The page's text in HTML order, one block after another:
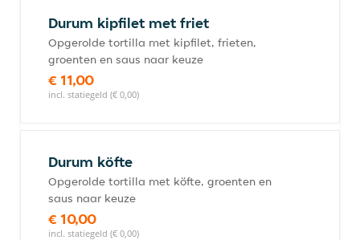
Durum kipfilet met friet
Opgerolde tortilla met kipfilet, frieten,
groenten en saus naar keuze
€ 11,00
incl. statiegeld (€ 0,00)
Durum köfte
Opgerolde tortilla met köfte, groenten en
saus naar keuze
€ 10,00
incl. statiegeld (€ 0,00)